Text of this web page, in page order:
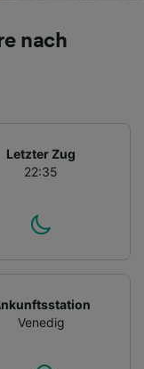
nach
Letzter Zug
22:35
Venedig